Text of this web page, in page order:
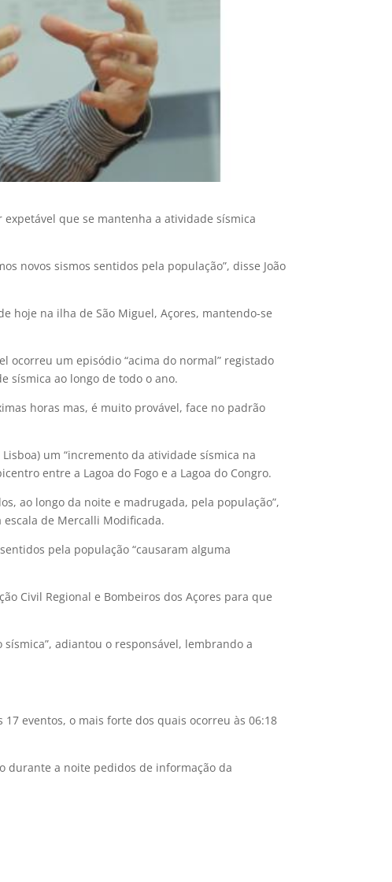
expetável que se mantenha a atividade sísmica
novos sismos sentidos pela população”, disse João
hoje na ilha de São Miguel, Açores, mantendo-se
ocorreu um episódio “acima do normal” registado
sísmica ao longo de todo o ano.
horas mas, é muito provável, face no padrão
um “incremento da atividade sísmica na
entre a Lagoa do Fogo e a Lagoa do Congro.
ao longo da noite e madrugada, pela população”,
de Mercalli Modificada.
pela população “causaram alguma
Civil Regional e Bombeiros dos Açores para que
adiantou o responsável, lembrando a
eventos, o mais forte dos quais ocorreu às 06:18
durante a noite pedidos de informação da